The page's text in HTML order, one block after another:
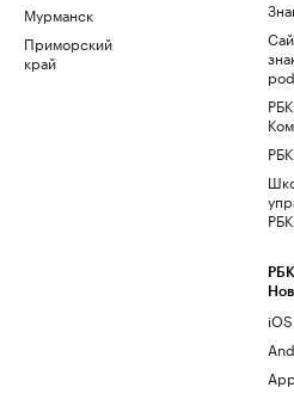
Мурманск
Приморский
край
РБК
РБК
РБК
iOS